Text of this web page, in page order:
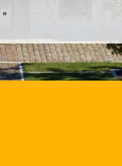
»